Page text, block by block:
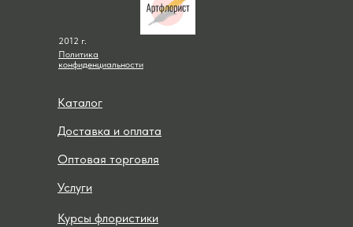
Курсы флористики
Каталог
Доставка и оплата
Оптовая торговля
Услуги
2012 г.
Политика
конфиденциальности